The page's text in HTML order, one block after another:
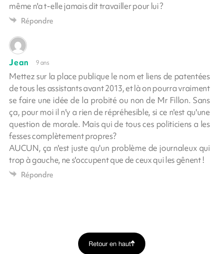
même n'a t-elle jamais dit travailler pour lui ?
Répondre
Jean 9 ans
Mettez sur la place publique le nom et liens de patentées
de tous les assistants avant 2013, et là on pourra vraiment
se faire une idée de la probité ou non de Mr Fillon. Sans
ça, pour moi il n'y a rien de répréhesible, si ce n'est qu'une
question de morale. Mais qui de tous ces politiciens a les
fesses complètement propres?
AUCUN, ça n'est juste qu'un problème de journaleux qui
trop à gauche, ne s'occupent que de ceux qui les gênent !
Répondre
Retour en haut